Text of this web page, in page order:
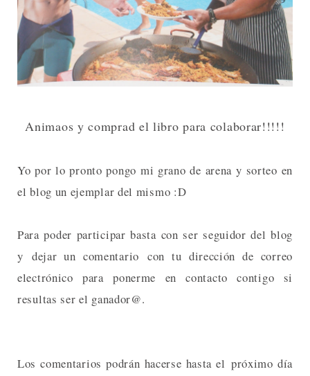
Animaos y comprad el libro para colaborar!!!!!
Yo por lo pronto pongo mi grano de arena y sorteo en
el blog un ejemplar del mismo :D
Para poder participar basta con ser seguidor del blog
y dejar un comentario con tu dirección de correo
electrónico para ponerme en contacto contigo si
resultas ser el ganador@.
Los comentarios podrán hacerse hasta el próximo día